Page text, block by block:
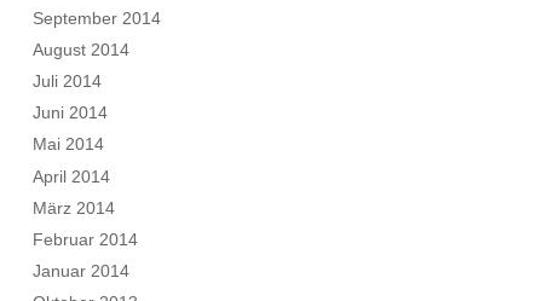
September 2014
August 2014
Juli 2014
Juni 2014
Mai 2014
April 2014
März 2014
Februar 2014
Januar 2014